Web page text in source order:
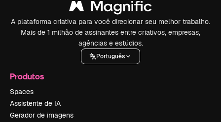
A plataforma criativa para você direcionar seu melhor trabalho.
Mais de 1 milhão de assinantes entre criativos, empresas,
agências e estúdios.
Português
Produtos
Spaces
Assistente de IA
Gerador de imagens